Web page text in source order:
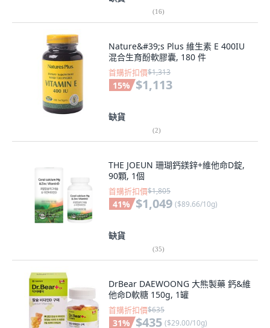
(16)
Nature&#39;s Plus 維生素 E 400IU
混合生育酚軟膠囊, 180 件
首購折扣價$1,313
15% $1,113
缺貨
(2)
THE JOEUN 珊瑚鈣鎂鋅+維他命D錠,
90顆, 1個
首購折扣價$1,805
41% $1,049 ($89.66/10g)
缺貨
(35)
DrBear DAEWOONG 大熊製藥 鈣&維
他命D軟糖 150g, 1罐
首購折扣價$635
31% $435 ($29.00/10g)